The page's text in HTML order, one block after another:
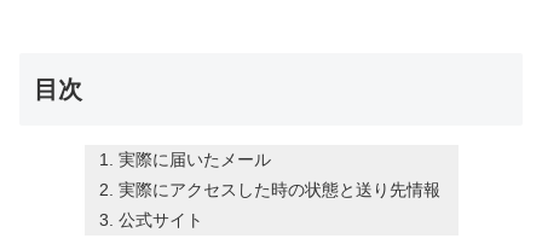
目次
実際に届いたメール
実際にアクセスした時の状態と送り先情報
公式サイト